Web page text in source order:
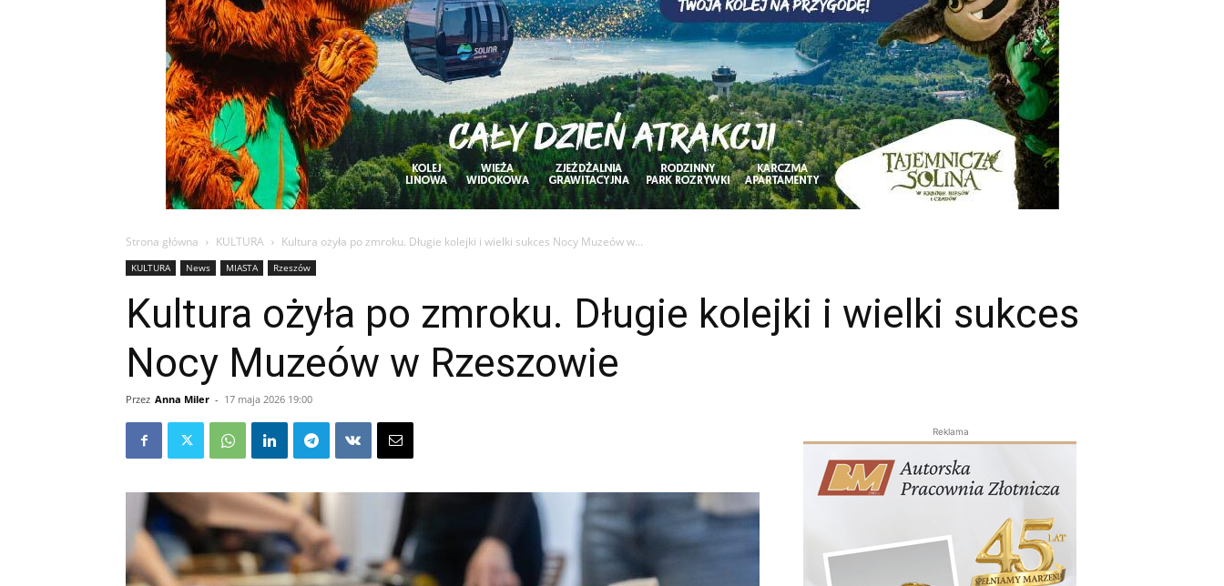
Strona główna KULTURA Kultura ożyła po zmroku. Długie kolejki i wielki sukces Nocy Muzeów w...
KULTURA News MIASTA Rzeszów
Kultura ożyła po zmroku. Długie kolejki i wielki sukces
Nocy Muzeów w Rzeszowie
Przez Anna Miler - 17 maja 2026 19:00
Reklama